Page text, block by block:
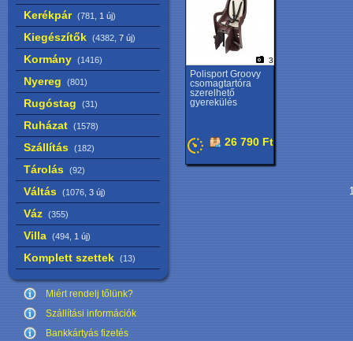
Kerékpár (781, 1 új)
Kiegészítők (4382, 7 új)
Kormány (1416)
Nyereg (801)
Rugóstag (31)
Ruházat (1578)
Szállítás (182)
Tárolás (92)
Váltás (1076, 3 új)
Váz (355)
Villa (494, 1 új)
Komplett szettek (13)
Miért rendelj tőlünk?
Szállítási információk
Bankkártyás fizetés
3
Polisport Groovy
csomagtartóra
szerelhető
gyerekülés
26 790 Ft